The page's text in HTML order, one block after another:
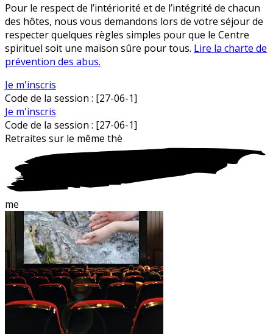
Pour le respect de l’intériorité et de l’intégrité de chacun
des hôtes, nous vous demandons lors de votre séjour de
respecter quelques règles simples pour que le Centre
spirituel soit une maison sûre pour tous. Lire la charte de
prévention des abus.
Je m'inscris
Code de la session : [27-06-1]
Je m'inscris
Code de la session : [27-06-1]
Retraites sur le même thè
me